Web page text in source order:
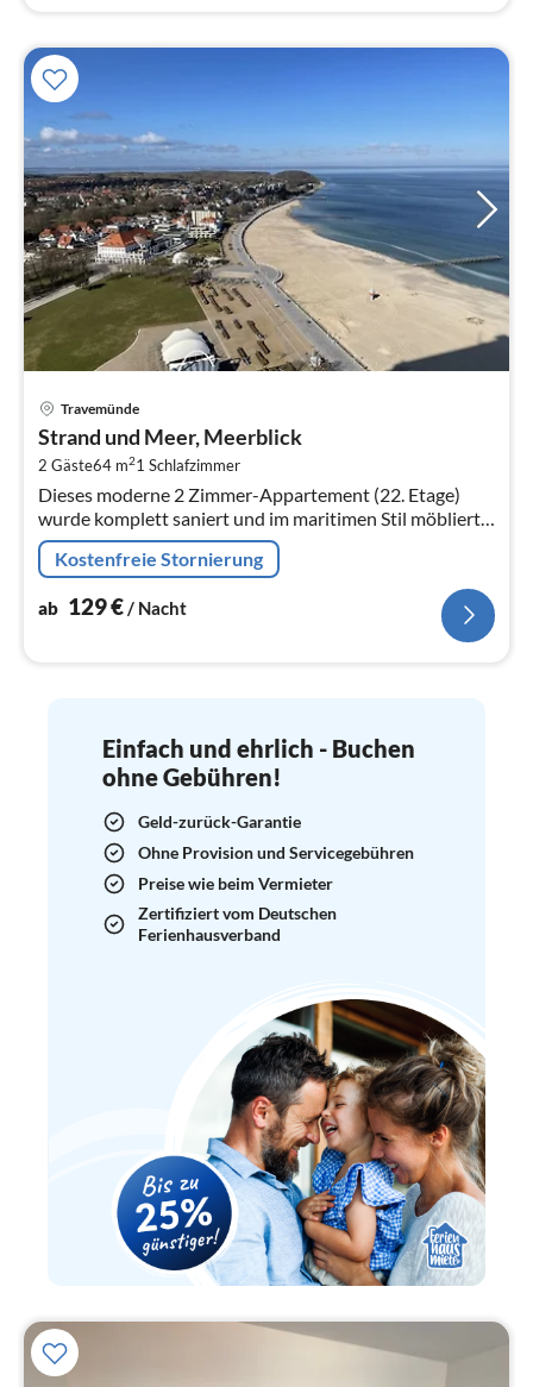
Travemünde
Strand und Meer, Meerblick
2 Gäste64 m21 Schlafzimmer
Dieses moderne 2 Zimmer-Appartement (22. Etage)
wurde komplett saniert und im maritimen Stil möbliert
Es ist modern gestaltet und bietet einen faszinierenden
Panoramablick auf den ...
Kostenfreie Stornierung
ab 129€/ Nacht
Einfach und ehrlich - Buchen
ohne Gebühren!
Geld-zurück-Garantie
Ohne Provision und Servicegebühren
Preise wie beim Vermieter
Zertifiziert vom Deutschen
Ferienhausverband